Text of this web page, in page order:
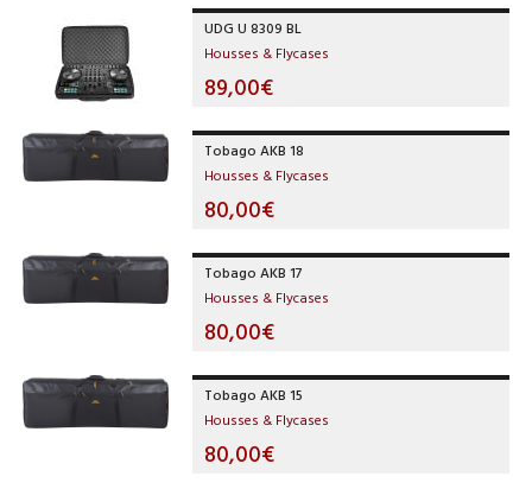
UDG U 8309 BL
Housses & Flycases
89,00€
Tobago AKB 18
Housses & Flycases
80,00€
Tobago AKB 17
Housses & Flycases
80,00€
Tobago AKB 15
Housses & Flycases
80,00€